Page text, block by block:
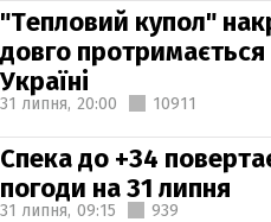
"Тепловий купол"
довго протримається
Україні
31 липня, 20:00 10911
Спека до +34
погоди на 31 липня
31 липня, 09:15 939